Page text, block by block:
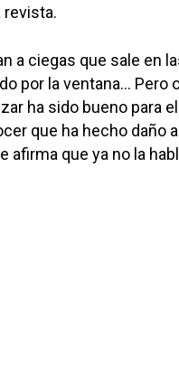
revista.
a ciegas que sale en
por la ventana… Pero
ha sido bueno para
que ha hecho daño
afirma que ya no la